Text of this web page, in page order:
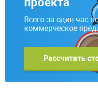
Всего за один час
коммерческое
Рассчитать